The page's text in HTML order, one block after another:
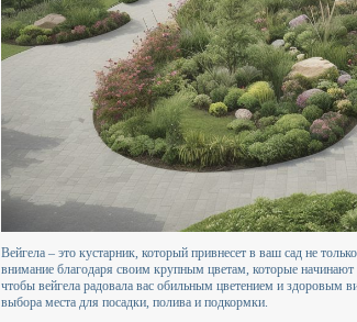
Вейгела – это кустарник, который привнесет в ваш сад не
внимание благодаря своим крупным цветам, которые
чтобы вейгела радовала вас обильным цветением и здоровым
выбора места для посадки, полива и подкормки.